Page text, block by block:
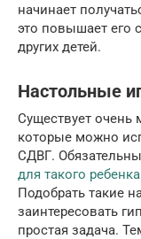
начинает
это повышает его
других детей.
Настольные
Существует очень
которые можно
СДВГ.
для такого ребенка
Подобрать такие
заинтересовать
простая задача.